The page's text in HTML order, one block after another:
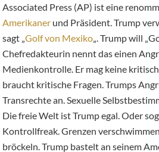
Associated Press (AP) ist eine
Amerikaner und Präsident. Trump
sagt „ Golf von Mexiko „. Trump will
Chefredakteurin nennt das einen
Medienkontrolle. Er mag keine
braucht kritische Fragen. Trumps
Transrechte an. Sexuelle
Die freie Welt ist Trump egal. Oder
Kontrollfreak. Grenzen
bröckeln. Trump bastelt an seinem